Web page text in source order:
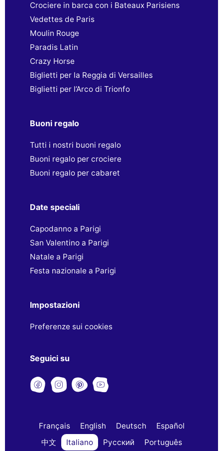
Crociere in barca con i Bateaux Parisiens
Vedettes de Paris
Moulin Rouge
Paradis Latin
Crazy Horse
Biglietti per la Reggia di Versailles
Biglietti per l’Arco di Trionfo
Buoni regalo
Tutti i nostri buoni regalo
Buoni regalo per crociere
Buoni regalo per cabaret
Date speciali
Capodanno a Parigi
San Valentino a Parigi
Natale a Parigi
Festa nazionale a Parigi
Impostazioni
Preferenze sui cookies
Seguici su
Français English Deutsch
Español
中文
Italiano Русский Português